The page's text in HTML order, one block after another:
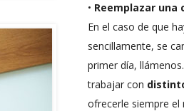
• Reemplazar una
En el caso de que
sencillamente, se
primer día,
trabajar con
ofrecerle siempre